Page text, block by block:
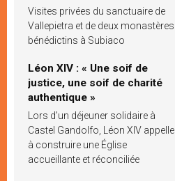
Visites privées du sanctuaire de
Vallepietra et de deux monastères
bénédictins à Subiaco
Léon XIV : « Une soif de
justice, une soif de charité
authentique »
Lors d’un déjeuner solidaire à
Castel Gandolfo, Léon XIV appelle
à construire une Église
accueillante et réconciliée